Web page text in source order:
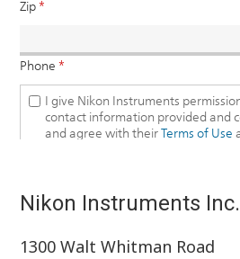
Nikon Instruments Inc.
1300 Walt Whitman Road